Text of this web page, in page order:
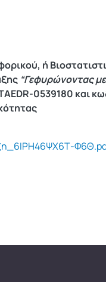
ή
“Γεφυρώνοντας
0539180 και